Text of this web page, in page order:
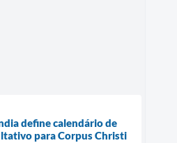
define calendário de
para Corpus Christi